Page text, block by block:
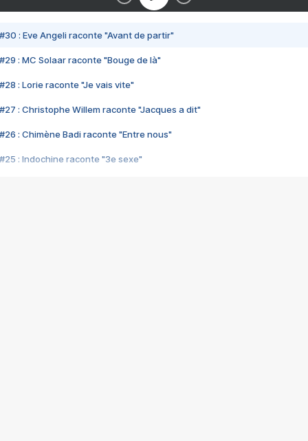
#30 : Eve Angeli raconte "Avant de partir"
#29 : MC Solaar raconte "Bouge de là"
#28 : Lorie raconte "Je vais vite"
#27 : Christophe Willem raconte "Jacques a dit"
#26 : Chimène Badi raconte "Entre nous"
#25 : Indochine raconte "3e sexe"